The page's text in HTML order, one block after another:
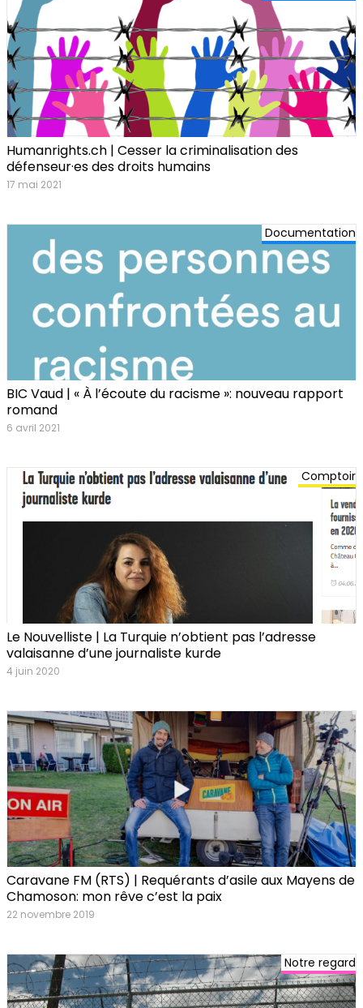
Humanrights.ch | Cesser la criminalisation des
défenseur·es des droits humains
17 mai 2021
Documentation
BIC Vaud | « À l’écoute du racisme »: nouveau rapport
romand
6 avril 2021
Comptoir
Le Nouvelliste | La Turquie n’obtient pas l’adresse
valaisanne d’une journaliste kurde
4 juin 2020
Caravane FM (RTS) | Requérants d’asile aux Mayens de
Chamoson: mon rêve c’est la paix
22 novembre 2019
Notre regard